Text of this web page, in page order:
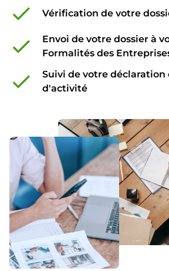
check Vérification de votre
check
Envoi de votre dossier à
Formalités des
check
Suivi de votre déclaration
d'activité